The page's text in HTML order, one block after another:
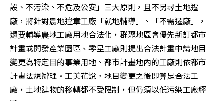
設、不污染、不危及公安」三大原則，且不另尋土地遷
廠，將針對農地違章工廠「就地輔導」、「不需遷廠」，
還要輔導農地工廠用地合法化，群聚地區會優先新訂都市
計畫或開發產業園區、零星工廠則提出合法計畫申請地目
變更為特定目的事業用地、都市計畫地內的工廠則依都市
計畫法規辦理。王美花說，地目變更之後即算是合法工
廠，土地建物的移轉都不受限制，但仍須以低污染工廠經